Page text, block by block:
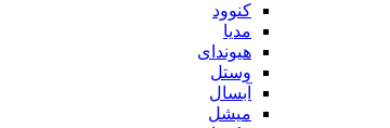
کنوود
مدیا
هیوندای
وستل
آبسال
میشل